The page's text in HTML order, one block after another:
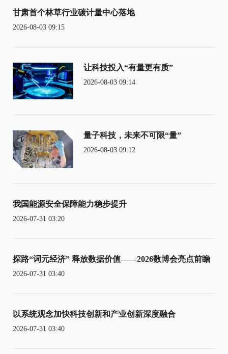
甘肃首个林草行业碳计量中心落地
2026-08-03 09:15
让科技投入“有量更有质”
2026-08-03 09:14
量子科技，未来不可限“量”
2026-08-03 09:12
我国能源安全保障能力稳步提升
2026-07-31 03:20
探路“词元经济” 释放数据价值——2026数博会亮点前瞻
2026-07-31 03:40
以系统观念加快科技创新和产业创新深度融合
2026-07-31 03:40